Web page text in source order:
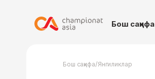
Бош саҳифа
Бош саҳифа/Янгиликлар